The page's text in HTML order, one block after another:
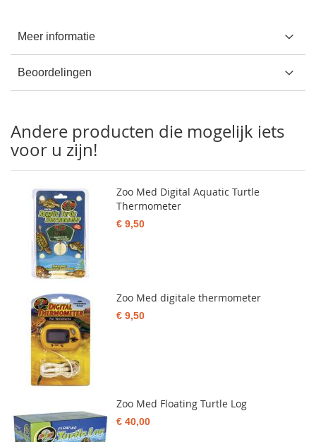
Meer informatie
Beoordelingen
Andere producten die mogelijk iets
voor u zijn!
Zoo Med Digital Aquatic Turtle
Thermometer
€ 9,50
Zoo Med digitale thermometer
€ 9,50
Zoo Med Floating Turtle Log
€ 40,00